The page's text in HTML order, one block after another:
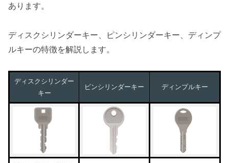
あります。
ディスクシリンダーキー、ピンシリンダーキー、ディンプ
ルキーの特徴を解説します。
ディスクシリンダー
キー
ピンシリンダーキー ディンプルキー